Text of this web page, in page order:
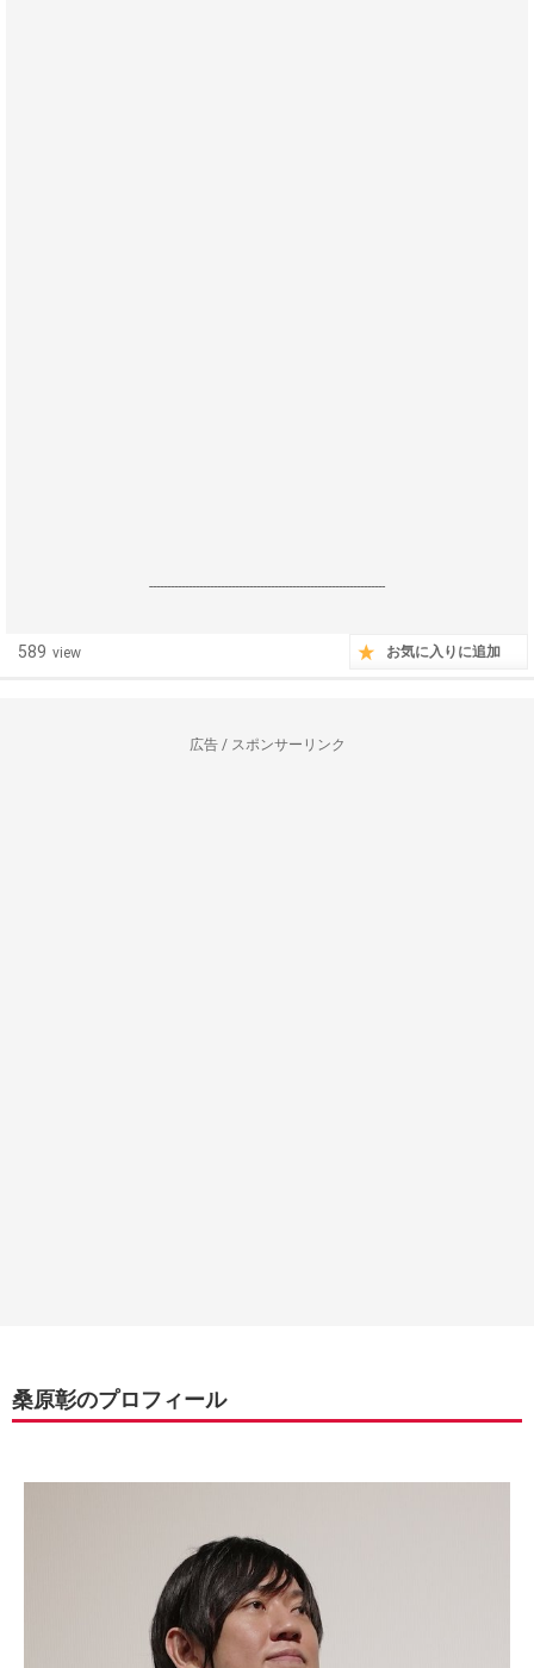
------------------------------------------------------------------
589 view お気に入りに追加
広告 / スポンサーリンク
桑原彰のプロフィール